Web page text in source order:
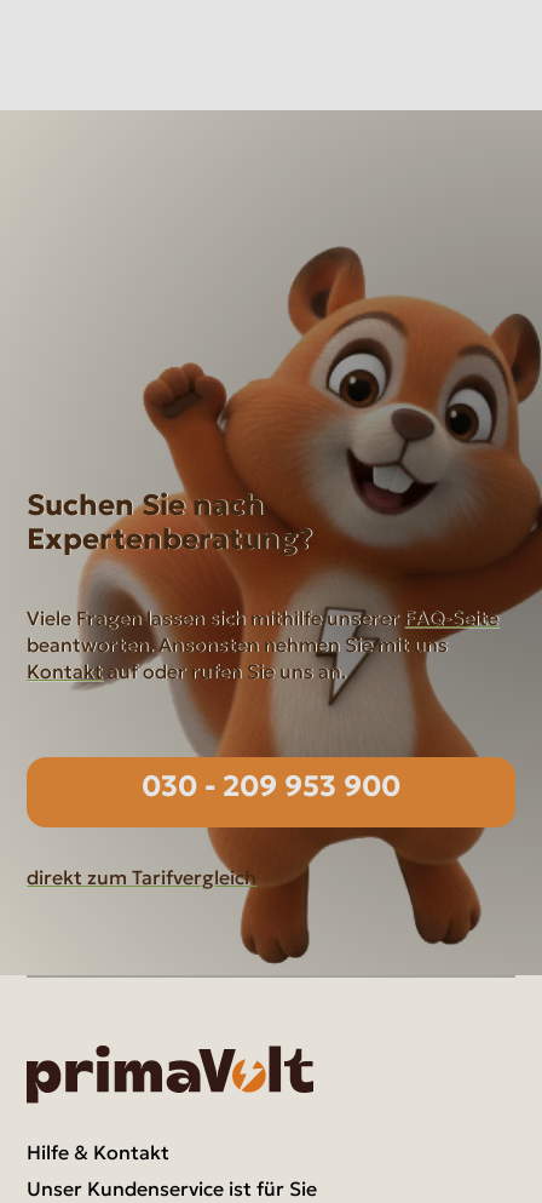
Suchen Sie nach
Expertenberatung?
Viele Fragen lassen sich mithilfe unserer FAQ-Seite
beantworten. Ansonsten nehmen Sie mit uns
Kontaktauf oder rufen Sie uns an.
030 - 209 953 900
direkt zum Tarifvergleich
Hilfe & Kontakt
Unser Kundenservice ist für Sie